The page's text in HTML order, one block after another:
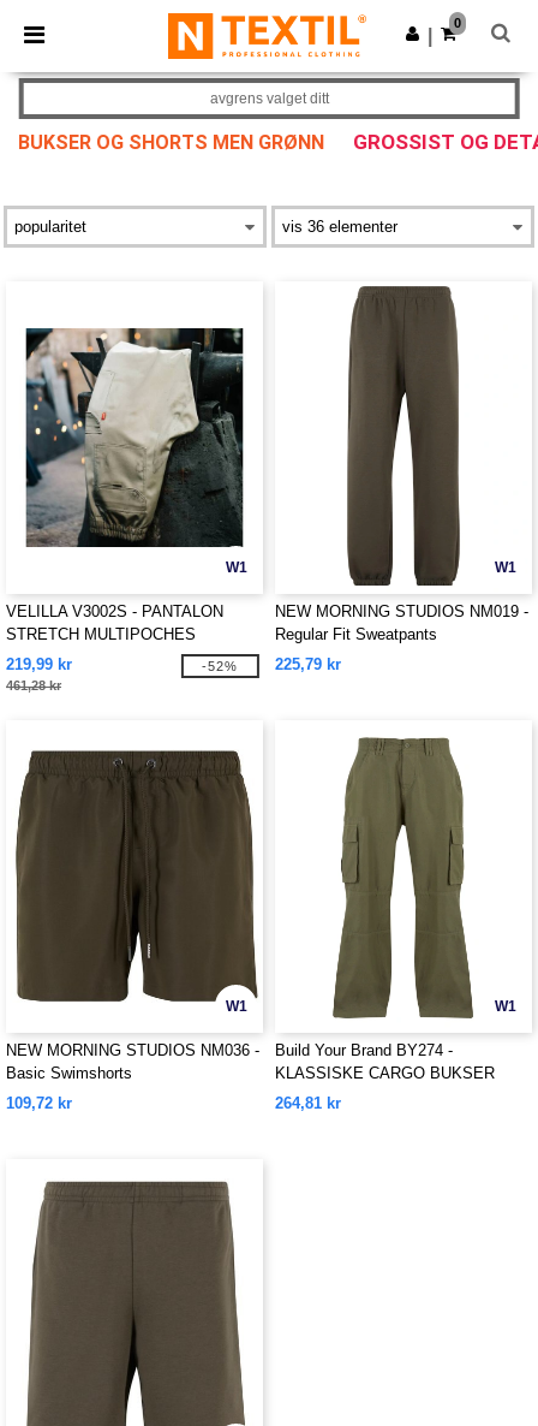
× Ntextil-app
Bedre priser i appen!
Last ned app
0
BUKSER OG SHORTS MEN GRØNN GROSSIST OG
avgrens valget ditt
W1
VELILLA V3002S - PANTALON
STRETCH MULTIPOCHES
219,99 kr
461,28 kr
-52%
W1
NEW MORNING STUDIOS NM019 -
Regular Fit Sweatpants
225,79 kr
W1
NEW MORNING STUDIOS NM036 -
Basic Swimshorts
109,72 kr
W1
Build Your Brand BY274 -
KLASSISKE CARGO BUKSER
264,81 kr